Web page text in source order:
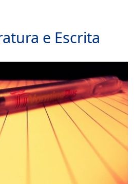
e Escrita